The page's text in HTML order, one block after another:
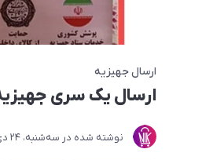
ارسال جهیزیه
ارسال یک سری جهیزیه به
نوشته شده در ﺳﻪشنبه، 24 دی 98